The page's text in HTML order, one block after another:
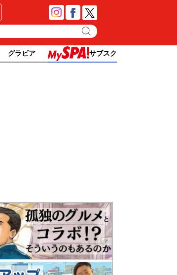
グラビア サブスク